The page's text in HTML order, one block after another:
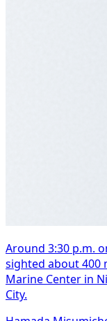
Around 3:30 p.m.
sighted about 400
Marine Center in
City.